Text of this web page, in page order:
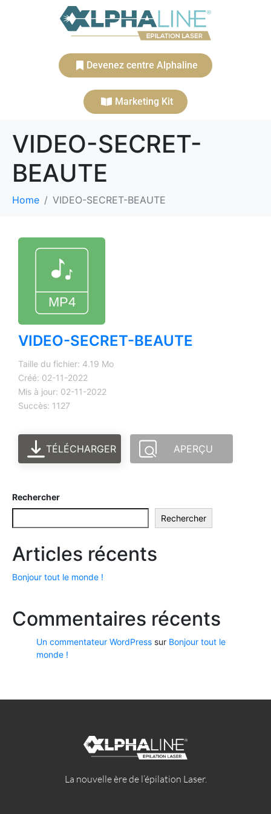
Devenez centre Alphaline
Marketing Kit
VIDEO-SECRET-
BEAUTE
Home VIDEO-SECRET-BEAUTE
VIDEO-SECRET-BEAUTE
Taille du fichier: 4.19 Mo
Créé: 02-11-2022
Mis à jour: 02-11-2022
Succès: 1127
TÉLÉCHARGER APERÇU
Rechercher
Rechercher
Articles récents
Bonjour tout le monde !
Commentaires récents
Un commentateur WordPress sur Bonjour tout le
monde !
La nouvelle ère de l’épilation Laser.